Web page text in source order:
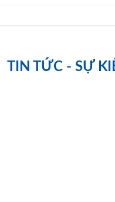
TIN TỨC - SỰ